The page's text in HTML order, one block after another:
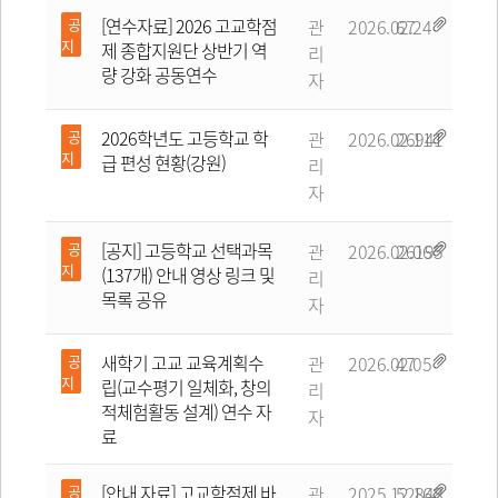
[연수자료] 2026 고교학점
제 종합지원단 상반기 역
량 강화 공동연수
관
리
자
2026.02.24
67
2026학년도 고등학교 학
급 편성 현황(강원)
관
리
자
2026.02.11
26941
[공지] 고등학교 선택과목
(137개) 안내 영상 링크 및
목록 공유
관
리
자
2026.02.06
26195
새학기 고교 교육계획수
립(교수평기 일체화, 창의
적체험활동 설계) 연수 자
료
관
리
자
2026.02.05
47